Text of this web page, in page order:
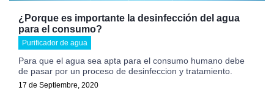
¿Porque es importante la desinfección del agua
para el consumo?
Purificador de agua
Para que el agua sea apta para el consumo humano debe
de pasar por un proceso de desinfeccion y tratamiento.
17 de Septiembre, 2020